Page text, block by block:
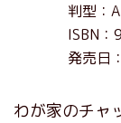
判型：
ISBN
発売日
わが家のチャ